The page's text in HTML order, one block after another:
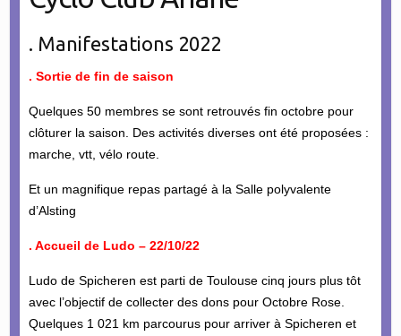
. Manifestations 2022
. Sortie de fin de saison
Quelques 50 membres se sont retrouvés fin octobre pour
clôturer la saison. Des activités diverses ont été proposées :
marche, vtt, vélo route.
Et un magnifique repas partagé à la Salle polyvalente
d’Alsting
. Accueil de Ludo – 22/10/22
Ludo de Spicheren est parti de Toulouse cinq jours plus tôt
avec l’objectif de collecter des dons pour Octobre Rose.
Quelques 1 021 km parcourus pour arriver à Spicheren et